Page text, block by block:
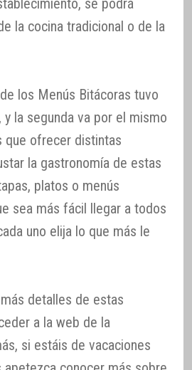
la cocina tradicional o de la
los Menús Bitácoras tuvo
y la segunda va por el mismo
que ofrecer distintas
la gastronomía de estas
platos o menús
sea más fácil llegar a todos
uno elija lo que más le
detalles de estas
a la web de la
si estáis de vacaciones